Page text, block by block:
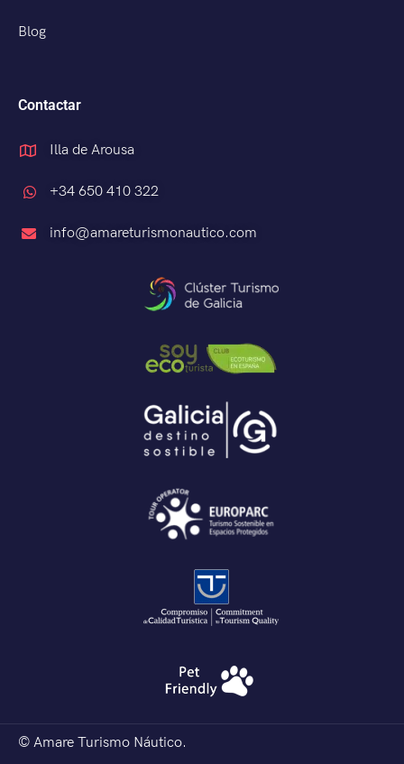
Blog
Contactar
Illa de Arousa
+34 650 410 322
info@amareturismonautico.com
© Amare Turismo Náutico.